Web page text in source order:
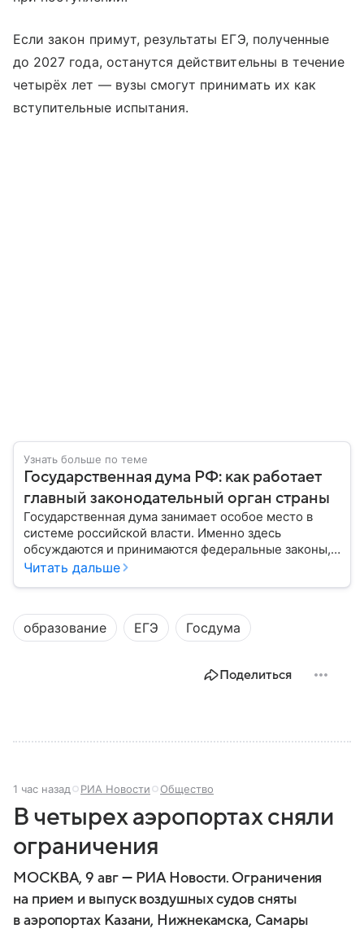
Если закон примут, результаты ЕГЭ, полученные
до 2027 года, останутся действительны в течение
четырёх лет — вузы смогут принимать их как
вступительные испытания.
Узнать больше по теме
Государственная дума РФ: как работает
главный законодательный орган страны
Государственная дума занимает особое место в
системе российской власти. Именно здесь
обсуждаются и принимаются федеральные законы,
определяющие развитие государства, экономики и
затрагивающие жизнь миллионов граждан.
Разбираемся, как устроена Госдума, какие
полномочия она имеет и как формируется ее
Читать дальше
образование ЕГЭ Госдума
Поделиться
1 час назад РИА Новости Общество
В четырех аэропортах сняли
ограничения
МОСКВА, 9 авг — РИА Новости. Ограничения
на прием и выпуск воздушных судов сняты
в аэропортах Казани, Нижнекамска, Самары